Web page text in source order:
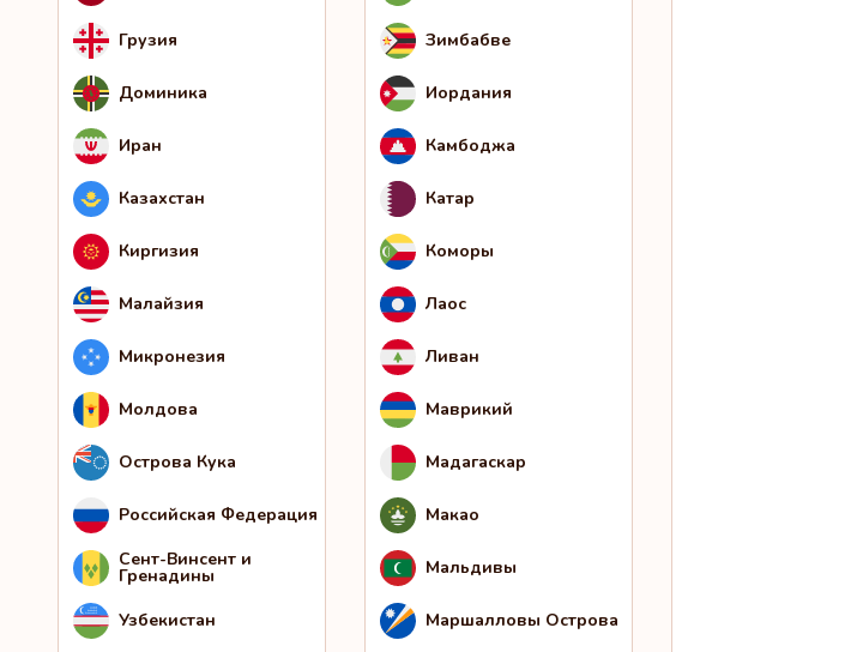
Грузия
Доминика
Иран
Казахстан
Киргизия
Малайзия
Микронезия
Молдова
Острова Кука
Российская Федерация
Сент-Винсент и
Гренадины
Узбекистан
Зимбабве
Иордания
Камбоджа
Катар
Коморы
Лаос
Ливан
Маврикий
Мадагаскар
Макао
Мальдивы
Маршалловы Острова